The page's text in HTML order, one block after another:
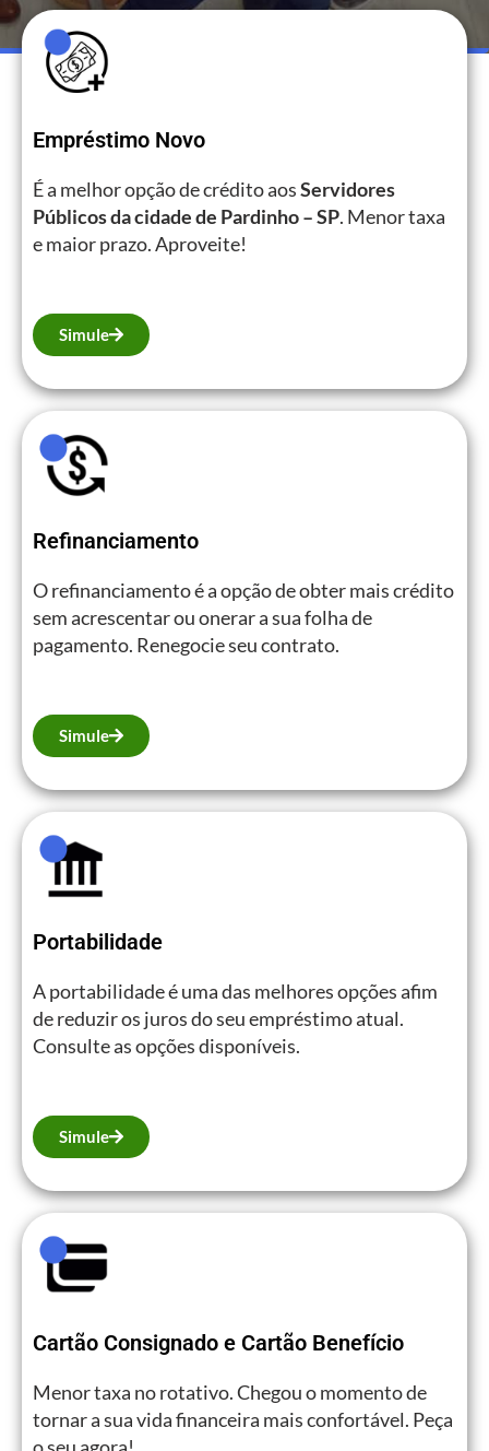
Empréstimo Novo
É a melhor opção de crédito aosServidores
Públicos da cidade de Pardinho – SP. Menor taxa
e maior prazo. Aproveite!
Simule
Refinanciamento
O refinanciamento é a opção de obter mais crédito
sem acrescentar ou onerar a sua folha de
pagamento. Renegocie seu contrato.
Simule
Portabilidade
A portabilidade é uma das melhores opções afim
de reduzir os juros do seu empréstimo atual.
Consulte as opções disponíveis.
Simule
Cartão Consignado e Cartão Benefício
Menor taxa no rotativo. Chegou o momento de
tornar a sua vida financeira mais confortável. Peça